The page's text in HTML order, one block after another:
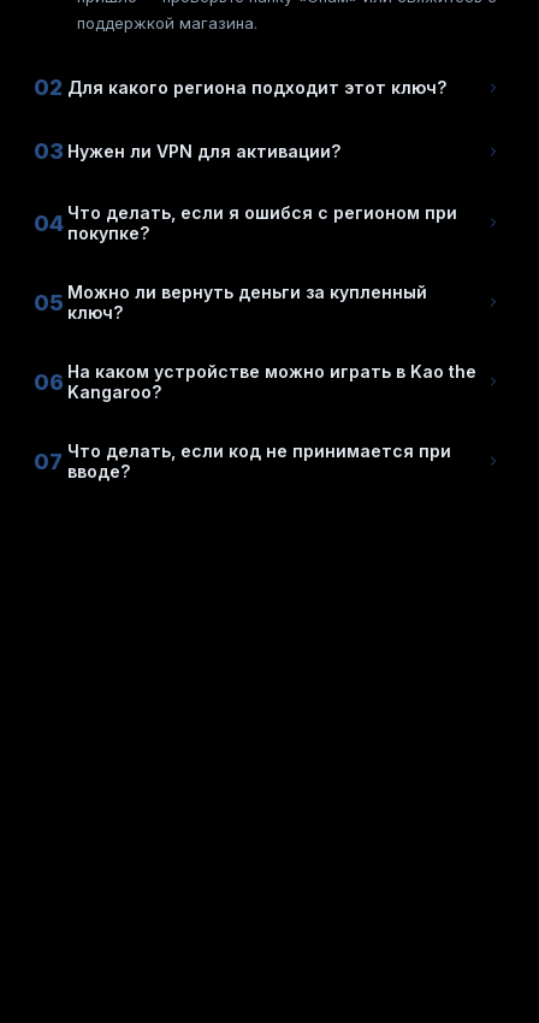
поддержкой магазина.
02 Для какого региона подходит этот ключ?
03 Нужен ли VPN для активации?
04 Что делать, если я ошибся с регионом при
покупке?
05 Можно ли вернуть деньги за купленный
ключ?
06 На каком устройстве можно играть в Kao the
Kangaroo?
07 Что делать, если код не принимается при
вводе?